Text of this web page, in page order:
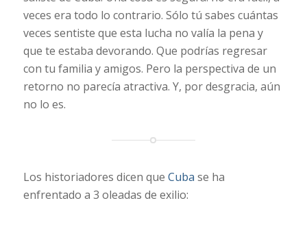
veces era todo lo contrario. Sólo tú sabes cuántas
veces sentiste que esta lucha no valía la pena y
que te estaba devorando. Que podrías regresar
con tu familia y amigos. Pero la perspectiva de un
retorno no parecía atractiva. Y, por desgracia, aún
no lo es.
Los historiadores dicen que Cuba se ha
enfrentado a 3 oleadas de exilio: